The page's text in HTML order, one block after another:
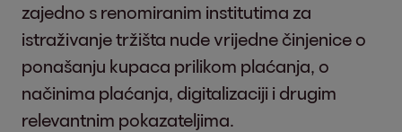
zajedno s renomiranim institutima za
istraživanje tržišta nude vrijedne činjenice o
ponašanju kupaca prilikom plaćanja, o
načinima plaćanja, digitalizaciji i drugim
relevantnim pokazateljima.